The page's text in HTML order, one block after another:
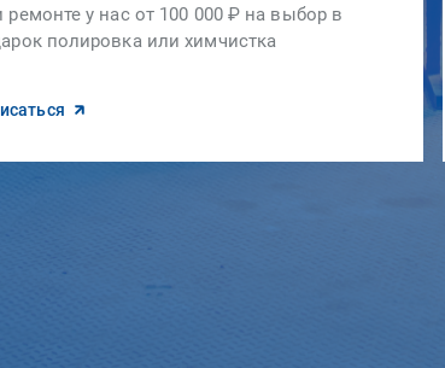
ремонте у нас от 100 000 ₽ на выбор в
полировка или химчистка